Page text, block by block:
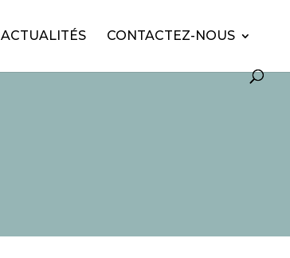
ACTUALITÉS CONTACTEZ-NOUS